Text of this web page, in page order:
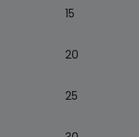
15
20
25